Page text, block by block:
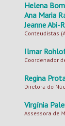
Helena
Ana Maria
Jeanne Abi-
Conteudistas
Ilmar
Coordenador
Regina
Diretora do
Virgínia
Assessora de